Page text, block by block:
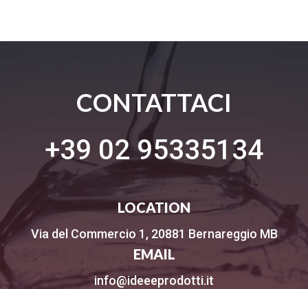
CONTATTACI
+39 02 95335134
LOCATION
Via del Commercio 1, 20881 Bernareggio MB
EMAIL
info@ideeeprodotti.it